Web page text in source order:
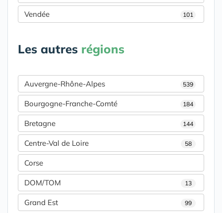
Vendée 101
Les autres régions
Auvergne-Rhône-Alpes 539
Bourgogne-Franche-Comté 184
Bretagne 144
Centre-Val de Loire 58
Corse
DOM/TOM 13
Grand Est 99